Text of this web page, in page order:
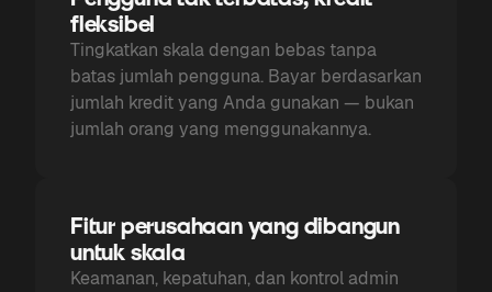
fleksibel
Tingkatkan skala dengan bebas tanpa
batas jumlah pengguna. Bayar berdasarkan
jumlah kredit yang Anda gunakan — bukan
jumlah orang yang menggunakannya.
Fitur perusahaan yang dibangun
untuk skala
Keamanan, kepatuhan, dan kontrol admin